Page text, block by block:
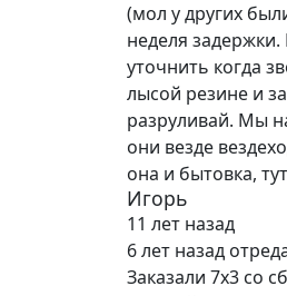
(мол у других
неделя
уточнить когда
лысой резине и
разруливай. Мы
они везде
она и бытовка,
Игорь
11 лет назад
6 лет назад
Заказали 7х3 со